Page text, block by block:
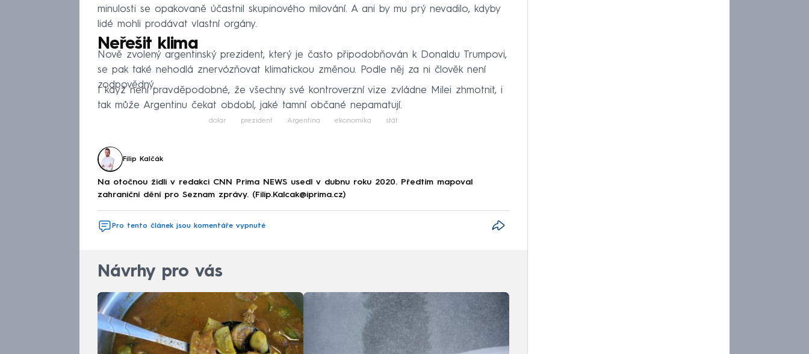
minulosti se opakovaně účastnil skupinového milování. A ani by mu prý nevadilo, kdyby
lidé mohli prodávat vlastní orgány.
Neřešit klima
Nově zvolený argentinský prezident, který je často připodobňován k Donaldu Trumpovi,
se pak také nehodlá znervózňovat klimatickou změnou. Podle něj za ni člověk není
zodpovědný.
I když není pravděpodobné, že všechny své kontroverzní vize zvládne Milei zhmotnit, i
tak může Argentinu čekat období, jaké tamní občané nepamatují.
dolar prezident Argentina ekonomika stát
Filip Kalčák
Na otočnou židli v redakci CNN Prima NEWS usedl v dubnu roku 2020. Předtím mapoval
zahraniční dění pro Seznam zprávy. (Filip.Kalcak@iprima.cz)
Pro tento článek jsou komentáře vypnuté
Návrhy pro vás